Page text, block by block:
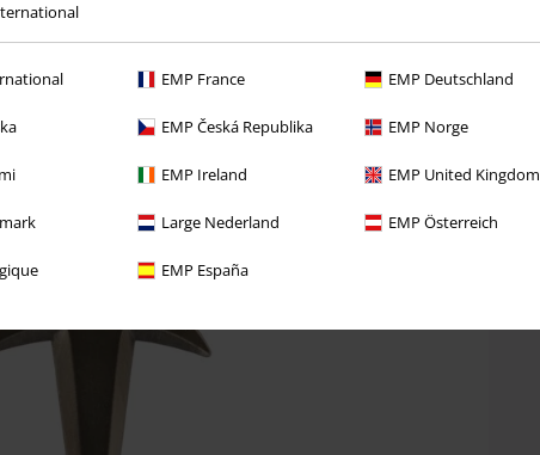
EMP France EMP Deutschland
EMP Česká Republika EMP Norge
EMP Ireland EMP United Kingdom
Large Nederland EMP Österreich
EMP España